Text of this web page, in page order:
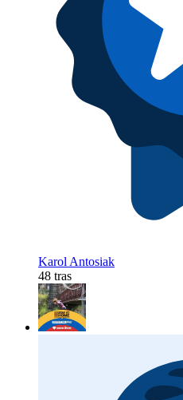
Karol Antosiak
48 tras